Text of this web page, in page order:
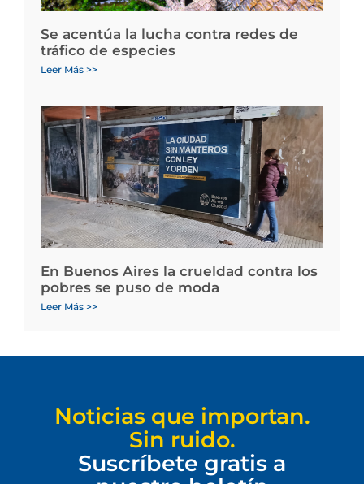
Se acentúa la lucha contra redes de
tráfico de especies
Leer Más >>
En Buenos Aires la crueldad contra los
pobres se puso de moda
Leer Más >>
Noticias que importan.
Sin ruido.
Suscríbete gratis a